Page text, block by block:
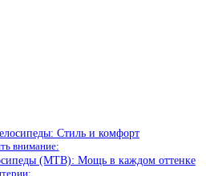
Стиль и комфорт
внимание:
(MTB): Мощь в каждом оттенке